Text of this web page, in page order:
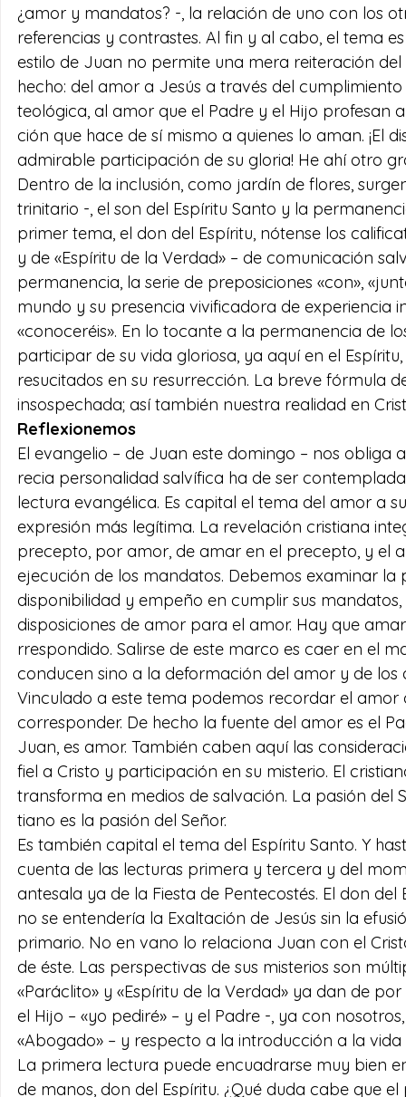
¿amor y mandatos? -, la relación de uno con los
referencias y contrastes. Al fin y al cabo, el tema
estilo de Juan no permite una mera reiteración
hecho: del amor a Jesús a través del
teológica, al amor que el Padre y el Hijo
ción que hace de sí mismo a quienes lo aman.
admirable participación de su gloria! He ahí otro
Dentro de la inclusión, como jardín de flores,
trinitario -, el son del Espíritu Santo y la
primer tema, el don del Espíritu, nótense los
y de «Espíritu de la Verdad» – de comunicación
permanencia, la serie de preposiciones «con»,
mundo y su presencia vivificadora de experiencia
«conoceréis». En lo tocante a la permanencia de
participar de su vida gloriosa, ya aquí en el
resucitados en su resurrección. La breve fórmula
insospechada; así también nuestra realidad en
Reflexionemos
El evangelio – de Juan este domingo – nos obliga
recia personalidad salvífica ha de ser
lectura evangélica. Es capital el tema del amor a
expresión más legítima. La revelación cristiana
precepto, por amor, de amar en el precepto, y el
ejecución de los mandatos. Debemos examinar
disponibilidad y empeño en cumplir sus
disposiciones de amor para el amor. Hay que
rrespondido. Salirse de este marco es caer en el
conducen sino a la deformación del amor y de los
Vinculado a este tema podemos recordar el amor
corresponder. De hecho la fuente del amor es el
Juan, es amor. También caben aquí las
fiel a Cristo y participación en su misterio. El
transforma en medios de salvación. La pasión
tiano es la pasión del Señor.
Es también capital el tema del Espíritu Santo. Y
cuenta de las lecturas primera y ter­cera y del
antesala ya de la Fiesta de Pentecostés. El don
no se entendería la Exaltación de Jesús sin la
primario. No en vano lo relaciona Juan con el
de éste. Las perspectivas de sus misterios son
«Paráclito» y «Espíritu de la Verdad» ya dan de
el Hijo – «yo pediré» – y el Padre -, ya con
«Abogado» – y respecto a la introducción a la vida
La primera lectura puede encuadrarse muy bien
de manos, don del Espíritu. ¿Qué duda cabe que